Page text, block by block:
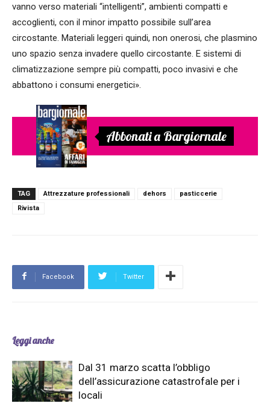
vanno verso materiali “intelligenti”, ambienti compatti e
accoglienti, con il minor impatto possibile sull’area
circostante. Materiali leggeri quindi, non onerosi, che plasmino
uno spazio senza invadere quello circostante. E sistemi di
climatizzazione sempre più compatti, poco invasivi e che
abbattono i consumi energetici».
Abbonati a Bargiornale
TAG Attrezzature professionali dehors
pasticcerie
Rivista
Facebook Twitter
Leggi anche
Dal 31 marzo scatta l’obbligo
dell’assicurazione catastrofale per i
locali